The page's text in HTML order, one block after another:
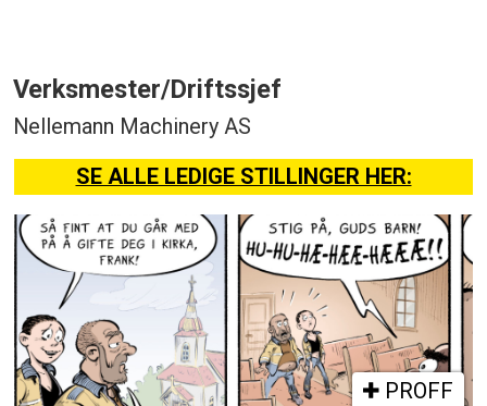
Verksmester/Driftssjef
Nellemann Machinery AS
SE ALLE LEDIGE STILLINGER HER:
PROFF